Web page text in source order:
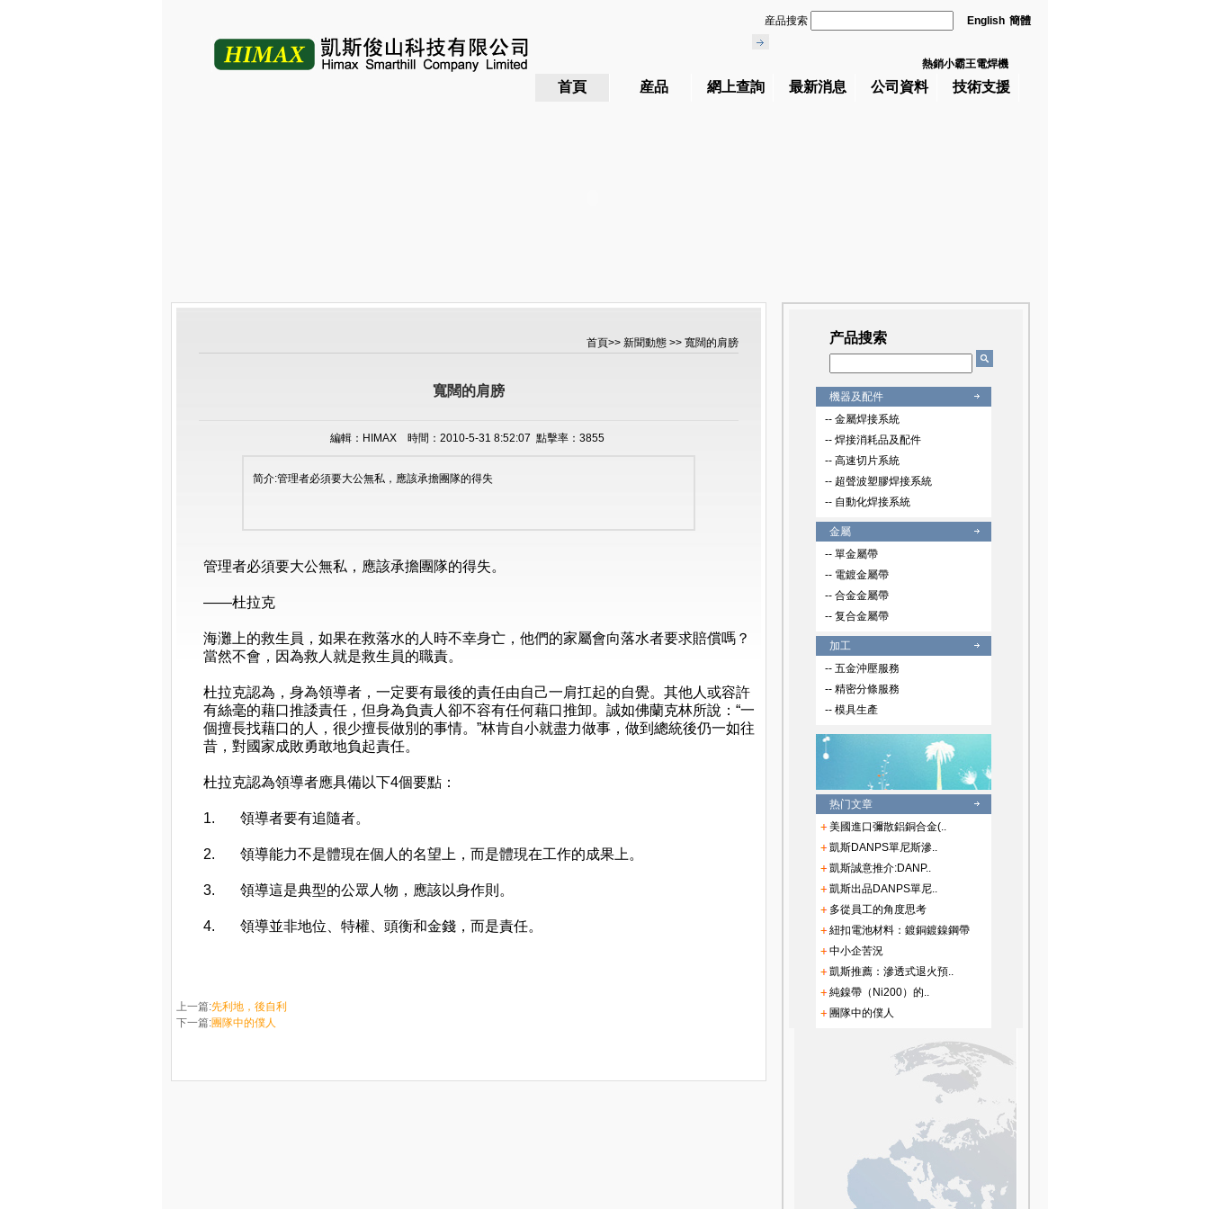
産品搜索 English 簡體
熱銷小霸王電焊機
首頁 産品 網上查詢 最新消息 公司資料 技術支援
产品搜索
機器及配件
-- 金屬焊接系統
-- 焊接消耗品及配件
-- 高速切片系統
-- 超聲波塑膠焊接系統
-- 自動化焊接系統
金屬
-- 單金屬帶
-- 電鍍金屬帶
-- 合金金屬帶
-- 复合金屬帶
加工
-- 五金沖壓服務
-- 精密分條服務
-- 模具生產
热门文章
美國進口彌散鋁銅合金(..
凱斯DANPS單尼斯滲..
凱斯誠意推介:DANP..
凱斯出品DANPS單尼..
多從員工的角度思考
紐扣電池材料：鍍銅鍍鎳鋼帶
中小企苦況
凱斯推薦：滲透式退火預..
純鎳帶（Ni200）的..
團隊中的僕人
首頁>> 新聞動態 >> 寬闊的肩膀
寬闊的肩膀
編輯：HIMAX 時間：2010-5-31 8:52:07 點擊率：3855
简介:管理者必須要大公無私，應該承擔團隊的得失
管理者必須要大公無私，應該承擔團隊的得失。
——杜拉克
海灘上的救生員，如果在救落水的人時不幸身亡，他們的家屬會向落水者要求賠償嗎？
當然不會，因為救人就是救生員的職責。
杜拉克認為，身為領導者，一定要有最後的責任由自己一肩扛起的自覺。其他人或容許
有絲毫的藉口推諉責任，但身為負責人卻不容有任何藉口推卸。誠如佛蘭克林所說：“一
個擅長找藉口的人，很少擅長做別的事情。”林肯自小就盡力做事，做到總統後仍一如往
昔，對國家成敗勇敢地負起責任。
杜拉克認為領導者應具備以下4個要點：
1. 領導者要有追隨者。
2. 領導能力不是體現在個人的名望上，而是體現在工作的成果上。
3. 領導這是典型的公眾人物，應該以身作則。
4. 領導並非地位、特權、頭衡和金錢，而是責任。
上一篇:先利地，後自利
下一篇:團隊中的僕人